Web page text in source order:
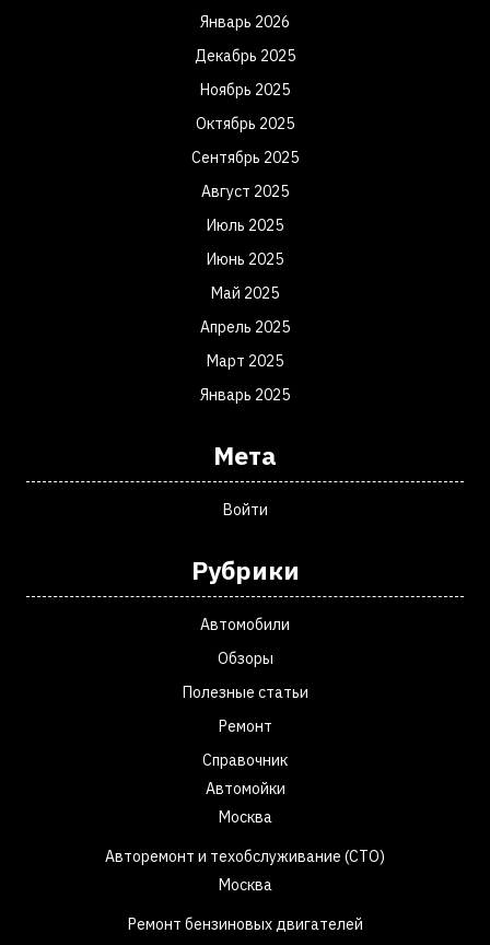
Январь 2026
Декабрь 2025
Ноябрь 2025
Октябрь 2025
Сентябрь 2025
Август 2025
Июль 2025
Июнь 2025
Май 2025
Апрель 2025
Март 2025
Январь 2025
Мета
Войти
Рубрики
Автомобили
Обзоры
Полезные статьи
Ремонт
Справочник
Автомойки
Москва
Авторемонт и техобслуживание (СТО)
Москва
Ремонт бензиновых двигателей